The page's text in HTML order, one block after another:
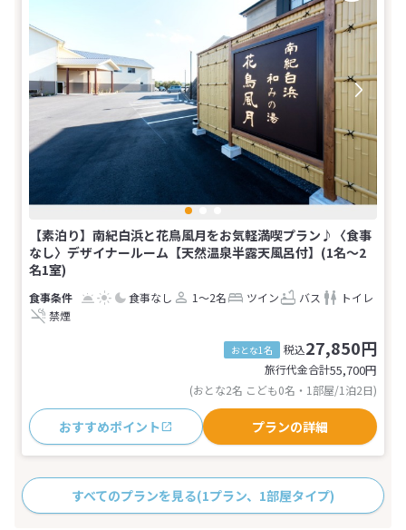
【素泊り】南紀白浜と花鳥風月をお気軽満喫プラン♪〈食事
なし〉デザイナールーム【天然温泉半露天風呂付】(1名～2
名1室)
食事なし 1～2名 ツイン バス
トイレ
禁煙
おとな1名 税込27,850円
旅行代金合計55,700円
(おとな2名 こども0名・1部屋/1泊2日)
おすすめポイント プランの詳細
すべてのプランを見る(1プラン、1部屋タイプ)